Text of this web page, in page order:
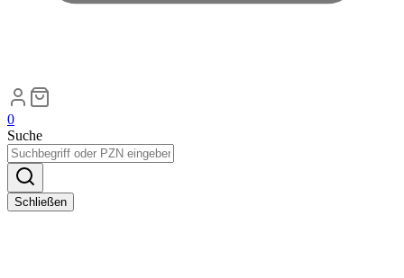
0
Suche
Schließen